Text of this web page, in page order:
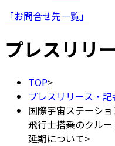
「お問合せ先一覧」
プレスリリ
TOP>
プレスリリース・
国際宇宙ステーシ
飛行士搭乗のクル
延期について>